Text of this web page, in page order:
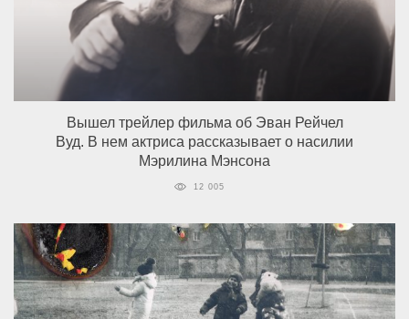
Вышел трейлер фильма об Эван Рейчел
Вуд. В нем актриса рассказывает о насилии
Мэрилина Мэнсона
12 005